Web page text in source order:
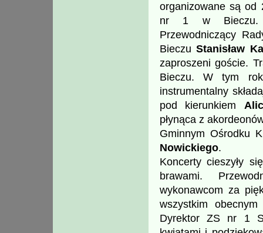
organizowane są od
nr 1 w Bieczu.
Przewodniczący
Bieczu Stanisław
zaproszeni goście.
Bieczu. W tym
instrumentalny
pod kierunkiem
płynąca z
Gminnym Ośrodku
Nowickiego.
Koncerty cieszyły
brawami.
wykonawcom za
wszystkim
Dyrektor ZS nr 1